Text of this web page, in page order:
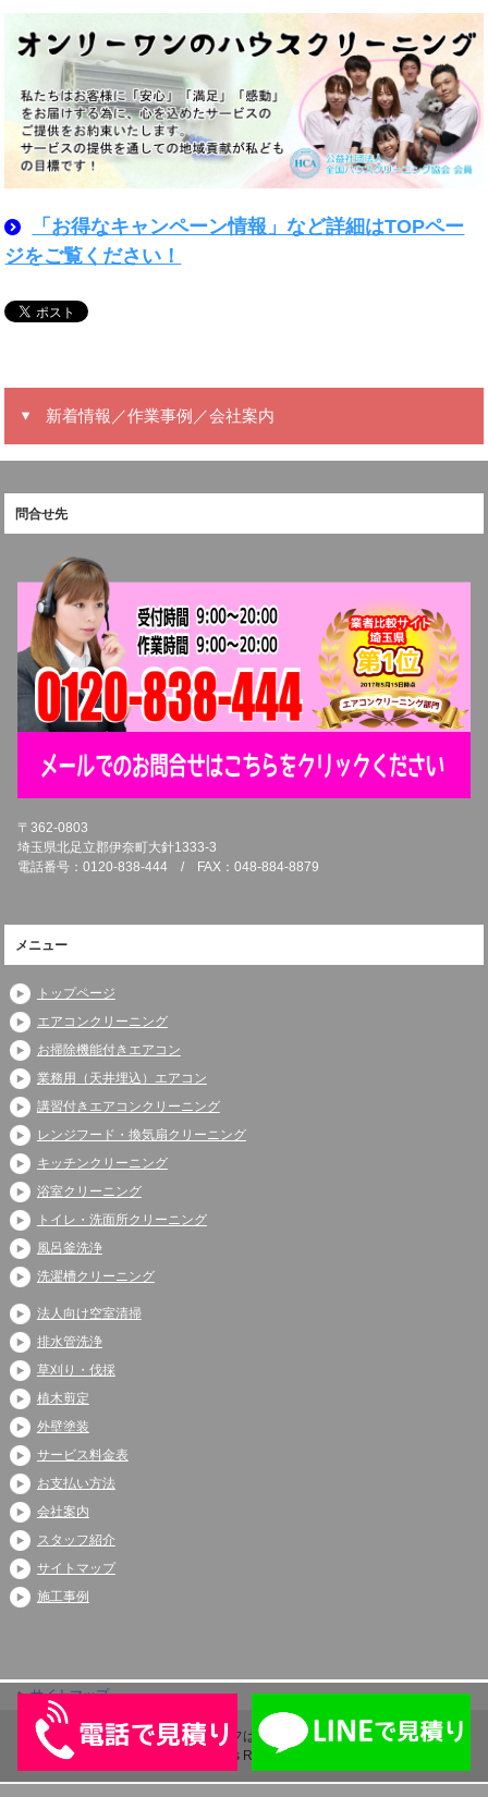
「お得なキャンペーン情報」など詳細はTOPペー
ジをご覧ください！
新着情報／作業事例／会社案内
問合せ先
〒362-0803
埼玉県北足立郡伊奈町大針1333-3
電話番号：0120-838-444 / FAX：048-884-8879
メニュー
トップページ
エアコンクリーニング
お掃除機能付きエアコン
業務用（天井埋込）エアコン
講習付きエアコンクリーニング
レンジフード・換気扇クリーニング
キッチンクリーニング
浴室クリーニング
トイレ・洗面所クリーニング
風呂釜洗浄
洗濯槽クリーニング
法人向け空室清掃
排水管洗浄
草刈り・伐採
植木剪定
外壁塗装
サービス料金表
お支払い方法
会社案内
スタッフ紹介
サイトマップ
施工事例
サイトマップ
Copyright (C) 2026 アシストライフは伊奈町、上尾市、蓮田市で大人気
All Rights Reserved.